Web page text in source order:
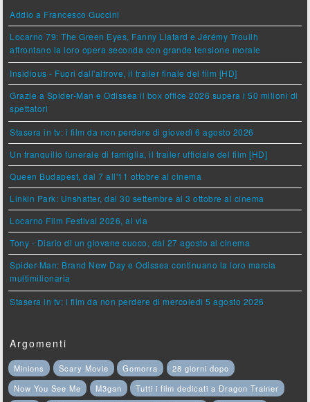
Addio a Francesco Guccini
Locarno 79: The Green Eyes, Fanny Liatard e Jérémy Trouilh
affrontano la loro opera seconda con grande tensione morale
Insidious - Fuori dall'altrove, il trailer finale del film [HD]
Grazie a Spider-Man e Odissea il box office 2026 supera i 50 milioni di
spettatori
Stasera in tv: i film da non perdere di giovedì 6 agosto 2026
Un tranquillo funerale di famiglia, il trailer ufficiale del film [HD]
Queen Budapest, dal 7 all'11 ottobre al cinema
Linkin Park: Unshatter, dal 30 settembre al 3 ottobre al cinema
Locarno Film Festival 2026, al via
Tony - Diario di un giovane cuoco, dal 27 agosto al cinema
Spider-Man: Brand New Day e Odissea continuano la loro marcia
multimilionaria
Stasera in tv: i film da non perdere di mercoledì 5 agosto 2026
Argomenti
Minions Scary Movie Gomorra
28 giorni dopo
Now You See Me
M3gan
Tutti i film dedicati a Dragon Trainer